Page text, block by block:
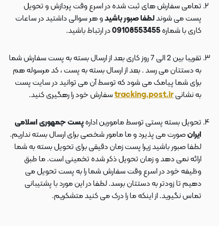
تمامی سفارش های ثبت شده در اسرع وقت پردازش و تحویل
پست می شوندلطفا صبور باشیدو هر سوالی داشتید در ساعات
کاری با شماره
در ارتباط باشید.
تقریبا بین 2 الی 7 روز کاری بعد از ارسال بسته به پست سفارش شما
به دستتان می رسد . بعد از ارسال بسته به پست ، کد مرسوله هم
برای شما پیامک می شود که توسط آن می توانید در سایت پست
به نشانیtracking.post.irسفارش خود را رهگیری کنید.
تحویل بسته پستی توسط مامورین ادارهپست جمهوری اسلامی
ایرانصورت می پذیرد و ما مامور شخصی برای ارسال بسته نداریم.
لطفا صبور باشید زیرا پست زمان دقیقی برای تحویل بسته به شما
ارائه نمی دهد و زمان تحویل ذکر شده تخمینی است. ما طبق
وظیفه خود در اسرع وقت سفارش شما را به پست تحویل می
دهیم تا زودتر به دستتان برسد. لطفا در این مورد با پشتیبانی
تماس نگیرید. از اینکه ما را درک می کنید متشکریم.